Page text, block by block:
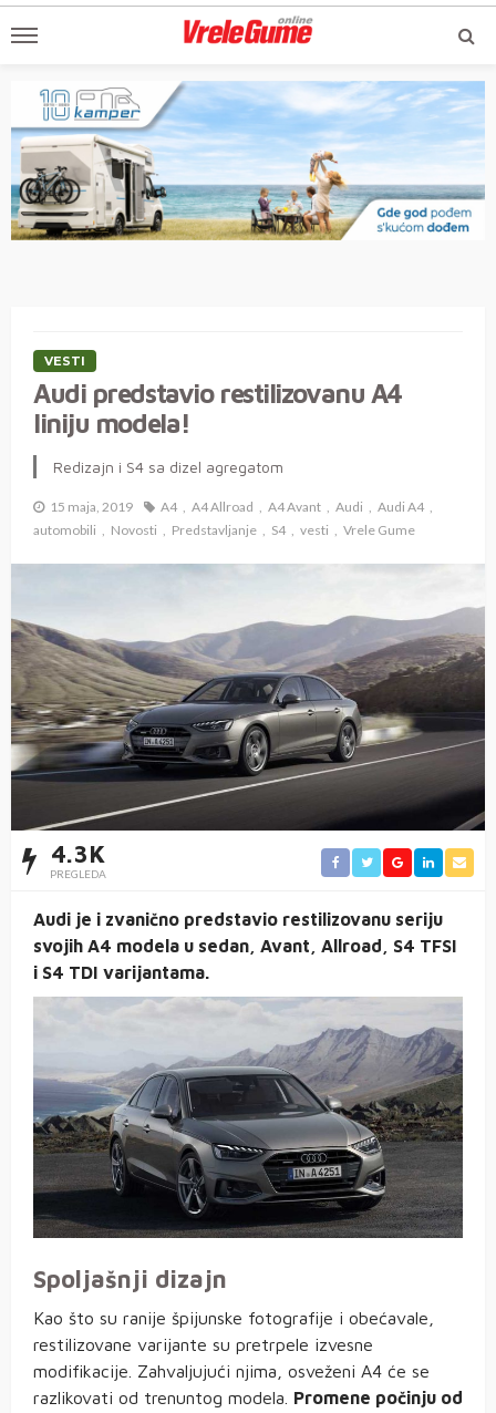
VESTI
Audi predstavio restilizovanu A4
liniju modela!
Redizajn i S4 sa dizel agregatom
15 maja, 2019 A4 A4 Allroad A4 Avant Audi
Audi A4
automobili
Novosti Predstavljanje S4 vesti Vrele Gume
4.3K
PREGLEDA
Audi je i zvanično predstavio restilizovanu seriju
svojih A4 modela u sedan, Avant, Allroad, S4 TFSI
i S4 TDI varijantama.
Spoljašnji dizajn
Kao što su ranije špijunske fotografije i obećavale,
restilizovane varijante su pretrpele izvesne
modifikacije. Zahvaljujući njima, osveženi A4 će se
razlikovati od trenuntog modela. Promene počinju od